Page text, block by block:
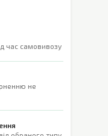
час самовивозу
не